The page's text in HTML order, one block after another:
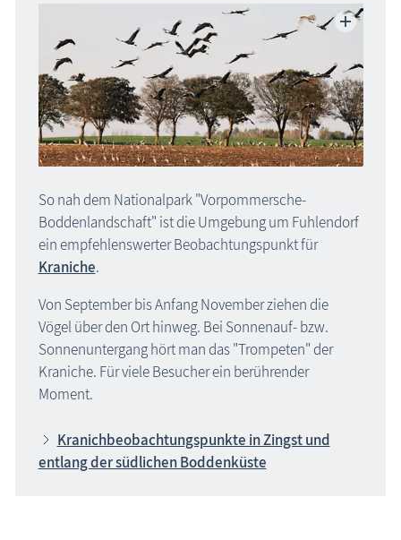
Region Nordwestmecklenburg
Region Rostock
Region Schwerin
Karte Urlaubsorte
Karten
Freizeit
Wissenswertes
Veranstaltungen
Blog
Fuhlendorf Ortsteil Michaelsdorf
So nah dem Nationalpark "Vorpommersche-
Boddenlandschaft" ist die Umgebung um Fuhlendorf
ein empfehlenswerter Beobachtungspunkt für
Kraniche.
Von September bis Anfang November ziehen die
Vögel über den Ort hinweg. Bei Sonnenauf- bzw.
Sonnenuntergang hört man das "Trompeten" der
Kraniche. Für viele Besucher ein berührender
Moment.
Kranichbeobachtungspunkte in Zingst und
entlang der südlichen Boddenküste